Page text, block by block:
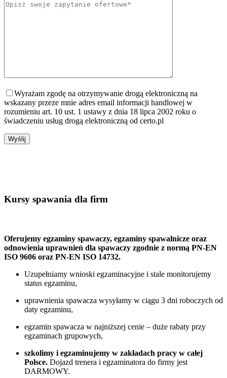
Wyrażam zgodę na otrzymywanie drogą elektroniczną na
wskazany przeze mnie adres email informacji handlowej w
rozumieniu art. 10 ust. 1 ustawy z dnia 18 lipca 2002 roku o
świadczeniu usług drogą elektroniczną od certo.pl
Kursy spawania dla firm
Oferujemy egzaminy spawaczy, egzaminy spawalnicze oraz
odnowienia uprawnień dla spawaczy zgodnie z normą PN-EN
ISO 9606 oraz PN-EN ISO 14732.
Uzupełniamy wnioski egzaminacyjne i stale monitorujemy
status egzaminu,
uprawnienia spawacza wysyłamy w ciągu 3 dni roboczych od
daty egzaminu,
egzamin spawacza w najniższej cenie – duże rabaty przy
egzaminach grupowych,
szkolimy i egzaminujemy w zakładach pracy w całej
Polsce. Dojazd trenera i egzaminatora do firmy jest
DARMOWY.